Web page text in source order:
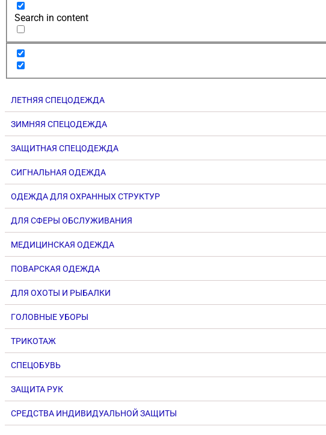
Search in content
ЛЕТНЯЯ СПЕЦОДЕЖДА
ЗИМНЯЯ СПЕЦОДЕЖДА
ЗАЩИТНАЯ СПЕЦОДЕЖДА
СИГНАЛЬНАЯ ОДЕЖДА
ОДЕЖДА ДЛЯ ОХРАННЫХ СТРУКТУР
ДЛЯ СФЕРЫ ОБСЛУЖИВАНИЯ
МЕДИЦИНСКАЯ ОДЕЖДА
ПОВАРСКАЯ ОДЕЖДА
ДЛЯ ОХОТЫ И РЫБАЛКИ
ГОЛОВНЫЕ УБОРЫ
ТРИКОТАЖ
СПЕЦОБУВЬ
ЗАЩИТА РУК
СРЕДСТВА ИНДИВИДУАЛЬНОЙ ЗАЩИТЫ